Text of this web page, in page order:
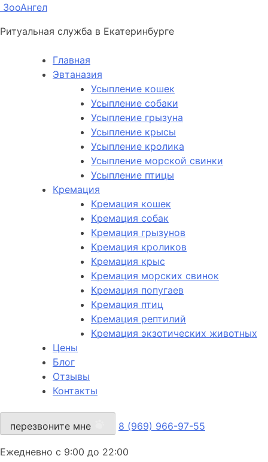
ЗооАнгел
Ритуальная служба в Екатеринбурге
Главная
Эвтаназия
Усыпление кошек
Усыпление собаки
Усыпление грызуна
Усыпление крысы
Усыпление кролика
Усыпление морской свинки
Усыпление птицы
Кремация
Кремация кошек
Кремация собак
Кремация грызунов
Кремация кроликов
Кремация крыс
Кремация морских свинок
Кремация попугаев
Кремация птиц
Кремация рептилий
Кремация экзотических животных
Цены
Блог
Отзывы
Контакты
перезвоните мне 8 (969) 966-97-55
Ежедневно с 9:00 до 22:00